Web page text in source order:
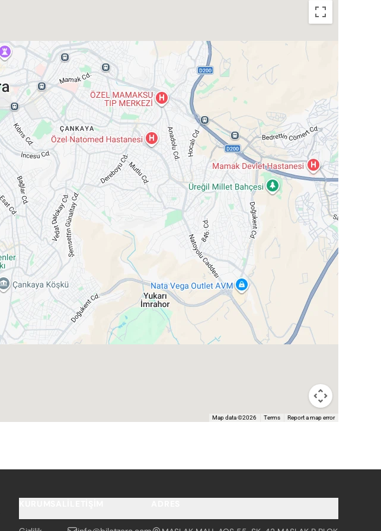
Map data ©2026 Terms Report a map error